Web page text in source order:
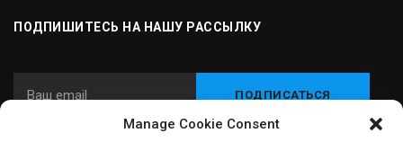
Manage Cookie Consent
ПОДПИШИТЕСЬ НА НАШУ РАССЫЛКУ